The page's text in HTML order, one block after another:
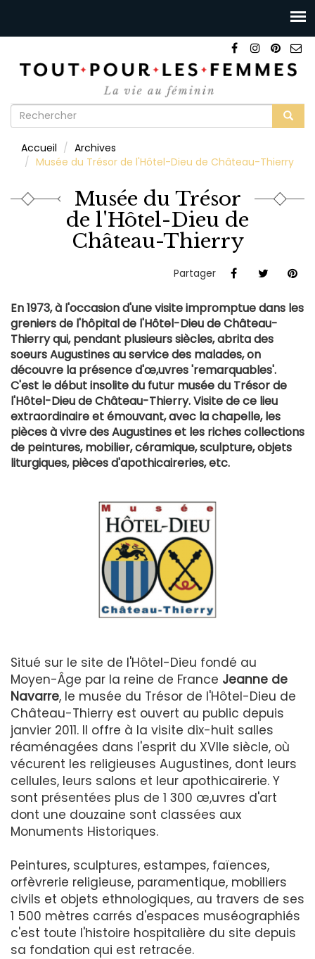
Formulaire
recherche
Accueil
Archives
Musée du Trésor de l'Hôtel-Dieu de Château-Thierry
Musée du Trésor
de l'Hôtel-Dieu de
Château-Thierry
Partager
En 1973, à l'occasion d'une visite impromptue dans les
greniers de l'hôpital de l'Hôtel-Dieu de Château-
Thierry qui, pendant plusieurs siècles, abrita des
soeurs Augustines au service des malades, on
découvre la présence d'œ,uvres 'remarquables'.
C'est le début insolite du futur musée du Trésor de
l'Hôtel-Dieu de Château-Thierry. Visite de ce lieu
extraordinaire et émouvant, avec la chapelle, les
pièces à vivre des Augustines et les riches collections
de peintures, mobilier, céramique, sculpture, objets
liturgiques, pièces d'apothicaireries, etc.
Situé sur le site de l'Hôtel-Dieu fondé au
Moyen-Âge par la reine de France Jeanne de
Navarre, le musée du Trésor de l'Hôtel-Dieu de
Château-Thierry est ouvert au public depuis
janvier 2011. Il offre à la visite dix-huit salles
réaménagées dans l'esprit du XVIIe siècle, où
vécurent les religieuses Augustines, dont leurs
cellules, leurs salons et leur apothicairerie. Y
sont présentées plus de 1 300 œ,uvres d'art
dont une douzaine sont classées aux
Monuments Historiques.
Peintures, sculptures, estampes, faïences,
orfèvrerie religieuse, paramentique, mobiliers
civils et objets ethnologiques, au travers de ses
1 500 mètres carrés d'espaces muséographiés
c'est toute l'histoire hospitalière du site depuis
sa fondation qui est retracée.